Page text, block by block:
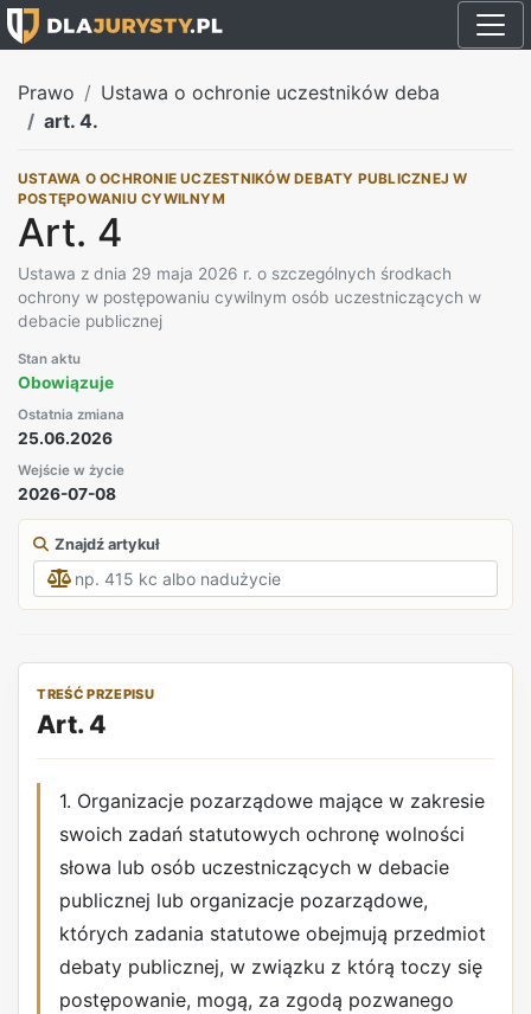
Prawo
Ustawa o ochronie uczestników deba
art. 4.
USTAWA O OCHRONIE UCZESTNIKÓW DEBATY PUBLICZNEJ W
POSTĘPOWANIU CYWILNYM
Art. 4
Ustawa z dnia 29 maja 2026 r. o szczególnych środkach
ochrony w postępowaniu cywilnym osób uczestniczących w
debacie publicznej
Stan aktu
Obowiązuje
Ostatnia zmiana
25.06.2026
Wejście w życie
2026-07-08
Znajdź artykuł
TREŚĆ PRZEPISU
Art. 4
1. Organizacje pozarządowe mające w zakresie
swoich zadań statutowych ochronę wolności
słowa lub osób uczestniczących w debacie
publicznej lub organizacje pozarządowe,
których zadania statutowe obejmują przedmiot
debaty publicznej, w związku z którą toczy się
postępowanie, mogą, za zgodą pozwanego